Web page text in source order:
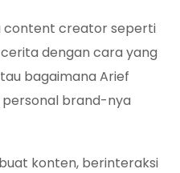
content creator seperti
dengan cara yang
bagaimana Arief
brand-nya
konten, berinteraksi